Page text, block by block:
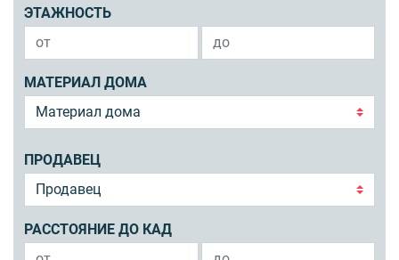
ЭТАЖНОСТЬ
МАТЕРИАЛ ДОМА
ПРОДАВЕЦ
РАССТОЯНИЕ ДО КАД